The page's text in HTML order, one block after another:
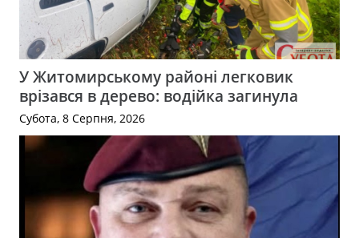
У Житомирському районі легковик
врізався в дерево: водійка загинула
Субота, 8 Серпня, 2026